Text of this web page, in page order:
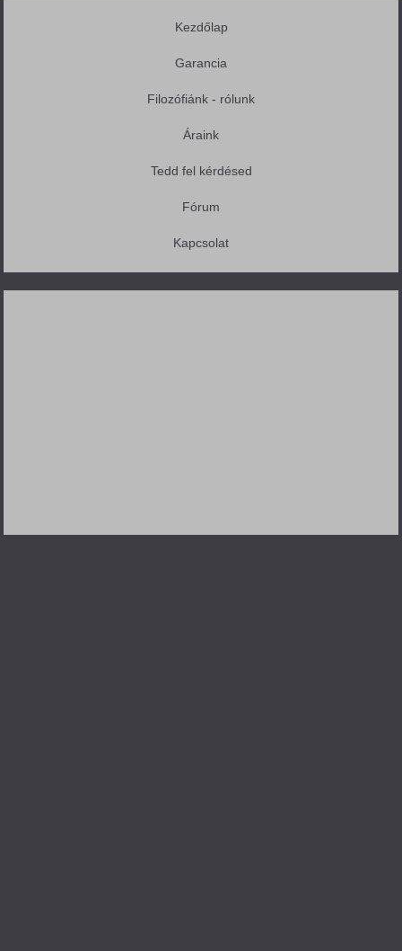
Kezdőlap
Garancia
Filozófiánk - rólunk
Áraink
Tedd fel kérdésed
Fórum
Kapcsolat